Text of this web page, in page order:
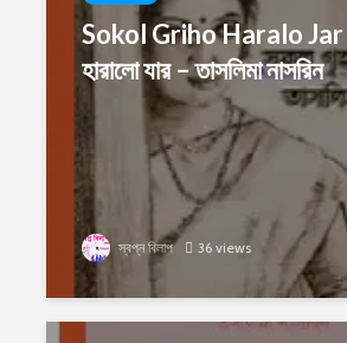
Sokol Griho Haralo Jar
হারালো যার – তাসলিমা নাসরিন
স্বপ্ন বিলাপ 36 views